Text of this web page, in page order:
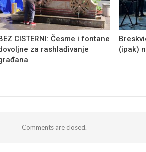
CISTERNI: Česme i fontane
za rashlađivanje
(ipak)
Comments are closed.